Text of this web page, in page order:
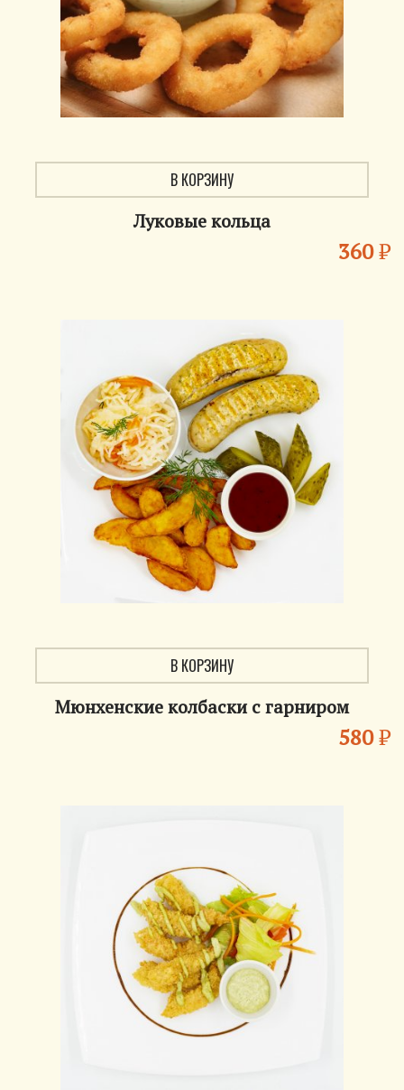
В КОРЗИНУ
Луковые кольца
360₽
В КОРЗИНУ
Мюнхенские колбаски с гарниром
580₽